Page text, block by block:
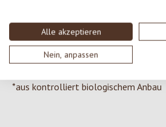
Alle akzeptieren
Nein, anpassen
Gepuffter Mais* (60%),
grüne Erbsen*, gelbe Erbsen*,
*aus kontrolliert biologischem Anbau